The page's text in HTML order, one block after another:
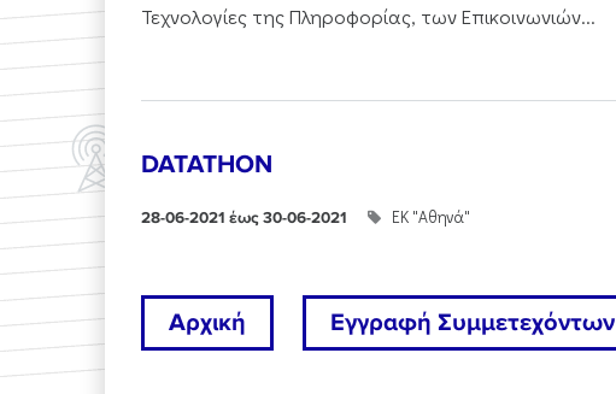
Τεχνολογίες της Πληροφορίας, των Επικοινωνιών...
DATATHON
28-06-2021 έως 30-06-2021 ΕΚ "Αθηνά"
Αρχική Εγγραφή Συμμετεχόντων